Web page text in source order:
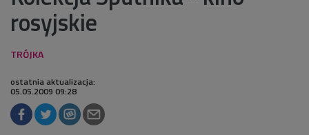
rosyjskie
ostatnia aktualizacja:
05.05.2009 09:28